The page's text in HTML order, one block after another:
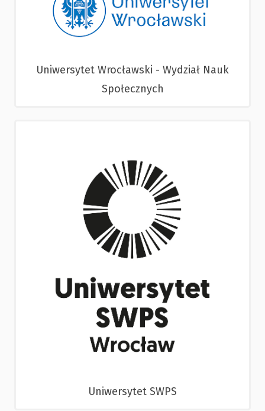
Uniwersytet Wrocławski - Wydział Nauk
Społecznych
Uniwersytet SWPS